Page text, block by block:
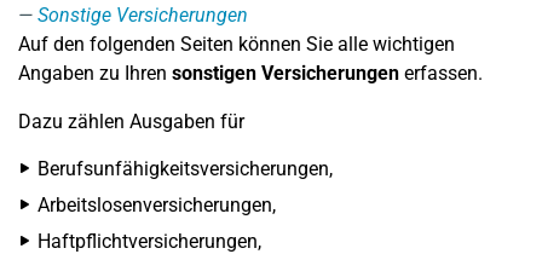
Sonstige Versicherungen
Auf den folgenden Seiten können Sie alle wichtigen
Angaben zu Ihren sonstigen Versicherungen erfassen.
Dazu zählen Ausgaben für
Berufsunfähigkeitsversicherungen,
Arbeitslosenversicherungen,
Haftpflichtversicherungen,